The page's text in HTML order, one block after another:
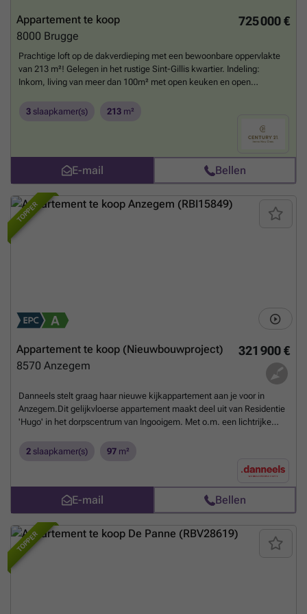
725 000 €
Appartement te koop
8000 Brugge
Prachtige loft op de dakverdieping met een bewoonbare oppervlakte
van 213 m²! Gelegen in het rustige Sint-Gillis kwartier. Indeling:
Inkom, living van meer dan 100m² met open keuken en open
2 terrassen (27 m²) . Alles is zeer luxueus afgewerkt. De resterende
3 slaapkamer(s) 213 m²
E-mail Bellen
TOPPER
321 900 €
Appartement te koop (Nieuwbouwproject)
8570 Anzegem
Danneels stelt graag haar nieuwe kijkappartement aan je voor in
Anzegem.Dit gelijkvloerse appartement maakt deel uit van Residentie
'Hugo' in het dorpscentrum van Ingooigem. Met o.m. een lichtrijke
mooi zuid gericht terras en private tuin, 2 slaapkamers, ingerichte
technieken voor koeling, verwarming en ventilatie. Zonnepanelen
inclusief. Aankoop aan 6% btw mogelijk.Er is een ondergrondse
parkeerplaats of garage voorzien, net als extra bergingen en een
fietsenstalling.Kom het vooral zelf ontdekken tijdens een
bezoekje.Meer weten?
2 slaapkamer(s) 97 m²
E-mail Bellen
TOPPER